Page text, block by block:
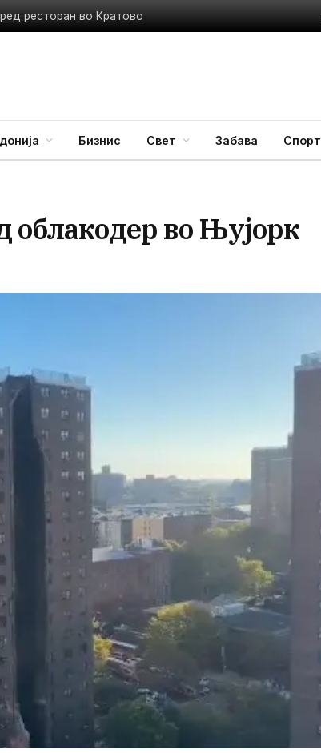
ресторан во Кратово
Бизнис Свет Забава Спорт
во Њујорк